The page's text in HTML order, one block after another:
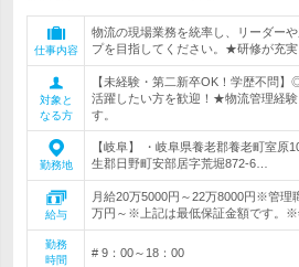
仕事内容
物流の現場業務を統率し、リーダー
プを目指してください。★研修が充実
対象と
なる方
【未経験・第二新卒OK！学歴不問
活躍したい方を歓迎！★物流管理経験
す。
勤務地
【岐阜】 ・岐阜県養老郡養老町室原
生郡日野町安部居字荒堀872-6…
給与
月給20万5000円～22万8000円※管理
万円～※上記は最低保証金額です。※
勤務
時間
# 9：00～18：00